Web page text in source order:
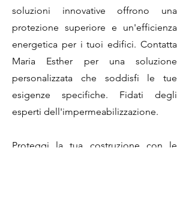
soluzioni innovative offrono una
protezione superiore e un'efficienza
energetica per i tuoi edifici. Contatta
Maria Esther per una soluzione
personalizzata che soddisfi le tue
esigenze specifiche. Fidati degli
esperti dell'impermeabilizzazione.
Proteggi la tua costruzione con le